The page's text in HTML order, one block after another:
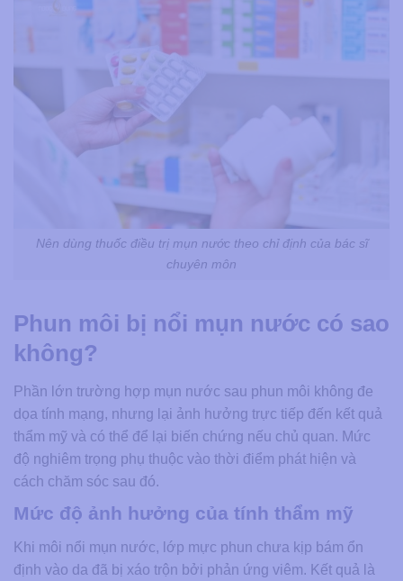
Nên dùng thuốc điều trị mụn nước theo chỉ định của bác sĩ
chuyên môn
Phun môi bị nổi mụn nước có sao
không?
Phần lớn trường hợp mụn nước sau phun môi không đe
dọa tính mạng, nhưng lại ảnh hưởng trực tiếp đến kết quả
thẩm mỹ và có thể để lại biến chứng nếu chủ quan. Mức
độ nghiêm trọng phụ thuộc vào thời điểm phát hiện và
cách chăm sóc sau đó.
Mức độ ảnh hưởng của tính thẩm mỹ
Khi môi nổi mụn nước, lớp mực phun chưa kịp bám ổn
định vào da đã bị xáo trộn bởi phản ứng viêm. Kết quả là